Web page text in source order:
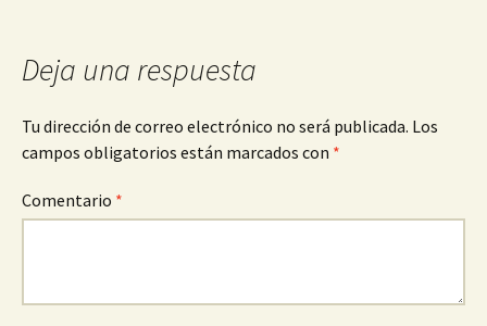
Deja una respuesta
Tu dirección de correo electrónico no será publicada. Los
campos obligatorios están marcados con *
Comentario *